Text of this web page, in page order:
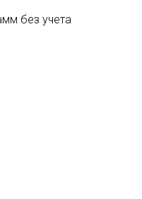
без учета